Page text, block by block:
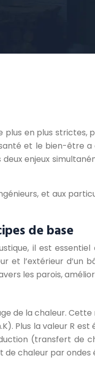
en plus
et le bien-être
enjeux
et aux
de base
il est
et l’extérieur
les parois,
de la chaleur.
Plus la valeur R
(transfert de
chaleur par